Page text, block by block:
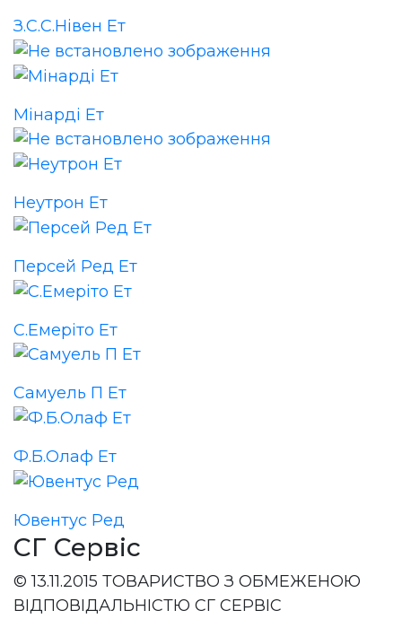
З.С.С.Нівен Ет
Мінарді Ет
Неутрон Ет
Персей Ред Ет
С.Емеріто Ет
Самуель П Ет
Ф.Б.Олаф Ет
Ювентус Ред
СГ Сервіс
© 13.11.2015 ТОВАРИСТВО З ОБМЕЖЕНОЮ
ВІДПОВІДАЛЬНІСТЮ СГ СЕРВІС